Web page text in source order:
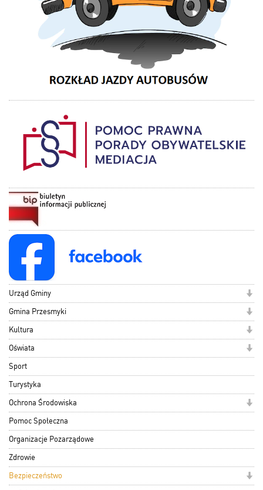
Urząd Gminy
Gmina Przesmyki
Kultura
Oświata
Sport
Turystyka
Ochrona Środowiska
Pomoc Społeczna
Organizacje Pozarządowe
Zdrowie
Bezpieczeństwo